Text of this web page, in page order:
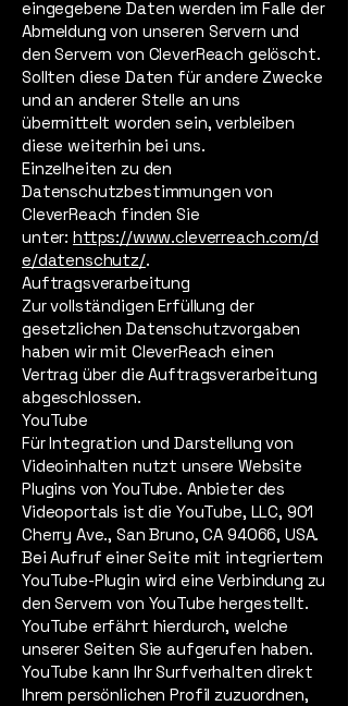
eingegebene Daten werden im Falle der
Abmeldung von unseren Servern und
den Servern von CleverReach gelöscht.
Sollten diese Daten für andere Zwecke
und an anderer Stelle an uns
übermittelt worden sein, verbleiben
diese weiterhin bei uns.
Einzelheiten zu den
Datenschutzbestimmungen von
CleverReach finden Sie
unter: https://www.cleverreach.com/d
e/datenschutz/.
Auftragsverarbeitung
Zur vollständigen Erfüllung der
gesetzlichen Datenschutzvorgaben
haben wir mit CleverReach einen
Vertrag über die Auftragsverarbeitung
abgeschlossen.
YouTube
Für Integration und Darstellung von
Videoinhalten nutzt unsere Website
Plugins von YouTube. Anbieter des
Videoportals ist die YouTube, LLC, 901
Cherry Ave., San Bruno, CA 94066, USA.
Bei Aufruf einer Seite mit integriertem
YouTube-Plugin wird eine Verbindung zu
den Servern von YouTube hergestellt.
YouTube erfährt hierdurch, welche
unserer Seiten Sie aufgerufen haben.
YouTube kann Ihr Surfverhalten direkt
Ihrem persönlichen Profil zuzuordnen,